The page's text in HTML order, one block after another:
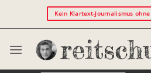
Kein Klartext-Journalismus